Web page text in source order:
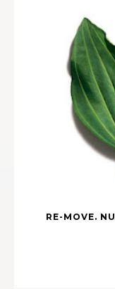
RE-MOVE.